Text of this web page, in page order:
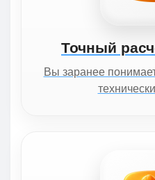
Точный
Вы заранее